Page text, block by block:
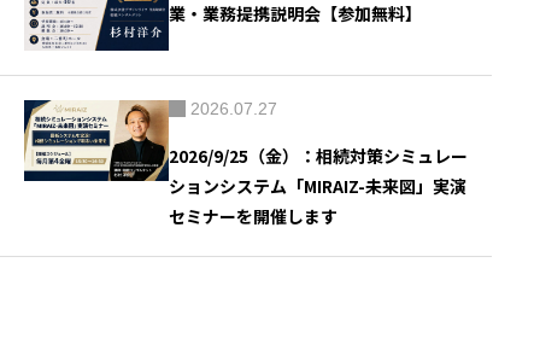
業・業務提携説明会【参加無料】
2026.07.27
2026/9/25（金）：相続対策シミュレー
ションシステム「MIRAIZ-未来図」実演
セミナーを開催します